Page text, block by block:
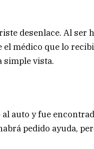
desenlace. Al ser
médico que lo
simple vista.
auto y fue
pedido ayuda,